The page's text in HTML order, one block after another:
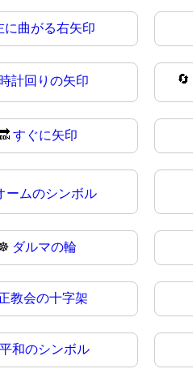
に曲がる右矢印
時計回りの矢印 🔄
すぐに矢印
ームのシンボル
ダルマの輪
教会の十字架
平和のシンボル